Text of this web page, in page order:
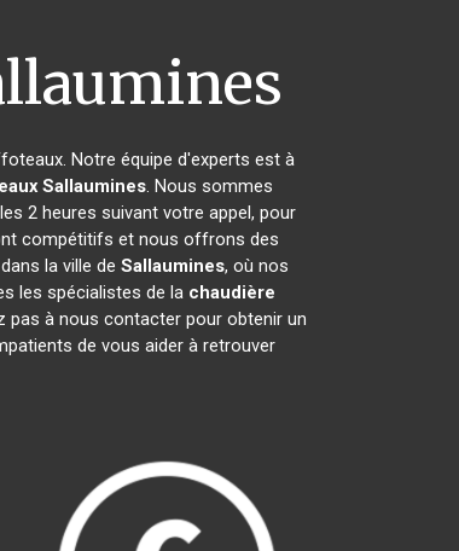
Notre équipe d'experts est à
Sallaumines. Nous sommes
2 heures suivant votre appel, pour
compétitifs et nous offrons des
la ville de Sallaumines, où nos
les spécialistes de la chaudière
à nous contacter pour obtenir un
de vous aider à retrouver